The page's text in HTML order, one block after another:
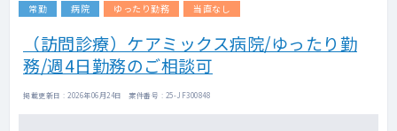
常勤 病院 ゆったり勤務 当直なし
（訪問診療）ケアミックス病院/ゆったり勤
務/週4日勤務のご相談可
掲載更新日 : 2026年06月24日 案件番号 : 25-JF300848